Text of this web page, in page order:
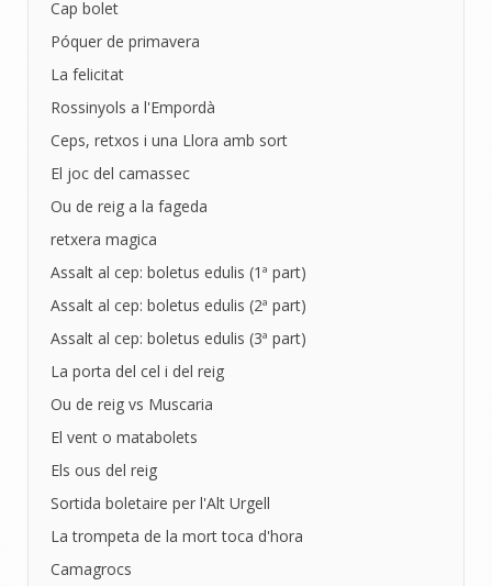
Cap bolet
Póquer de primavera
La felicitat
Rossinyols a l'Empordà
Ceps, retxos i una Llora amb sort
El joc del camassec
Ou de reig a la fageda
retxera magica
Assalt al cep: boletus edulis (1ª part)
Assalt al cep: boletus edulis (2ª part)
Assalt al cep: boletus edulis (3ª part)
La porta del cel i del reig
Ou de reig vs Muscaria
El vent o matabolets
Els ous del reig
Sortida boletaire per l'Alt Urgell
La trompeta de la mort toca d'hora
Camagrocs